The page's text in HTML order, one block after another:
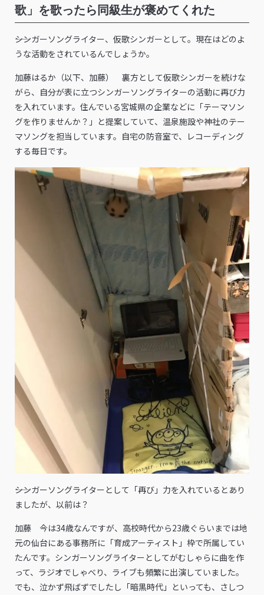
歌」を歌ったら同級生が褒めてくれた
――シンガーソングライター、仮歌シンガーとして。現在はどのよ
うな活動をされているんでしょうか。
加藤はるか（以下、加藤） 裏方として仮歌シンガーを続けな
がら、自分が表に立つシンガーソングライターの活動に再び力
を入れています。住んでいる宮城県の企業などに「テーマソン
グを作りませんか？」と提案していて、温泉施設や神社のテー
マソングを担当しています。自宅の防音室で、レコーディング
する毎日です。
――シンガーソングライターとして「再び」力を入れているとあり
ましたが、以前は？
加藤 今は34歳なんですが、高校時代から23歳ぐらいまでは地
元の仙台にある事務所に「育成アーティスト」枠で所属してい
たんです。シンガーソングライターとしてがむしゃらに曲を作
って、ラジオでしゃべり、ライブも頻繁に出演していました。
でも、泣かず飛ばずでしたし「暗黒時代」といっても、さしつ